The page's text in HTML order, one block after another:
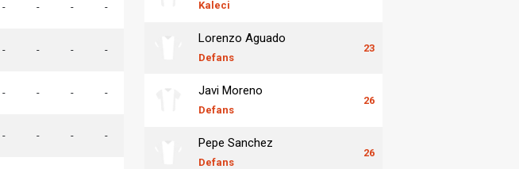
- - - -
- - - -
- - - -
- - - -
Kaleci
Lorenzo Aguado
Defans
23
Javi Moreno
Defans
26
Pepe Sanchez
Defans
26